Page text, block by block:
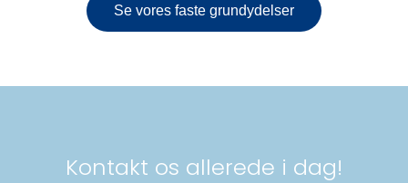
Se vores faste grundydelser
Kontakt os allerede i dag!